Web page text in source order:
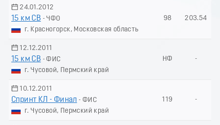
24.01.2012
15 км СВ - ЧФО
г. Красногорск, Московская область
98 203.54
12.12.2011
15 км СВ - ФИС
г. Чусовой, Пермский край
НФ -
10.12.2011
Спринт КЛ - Финал - ФИС
г. Чусовой, Пермский край
119 -